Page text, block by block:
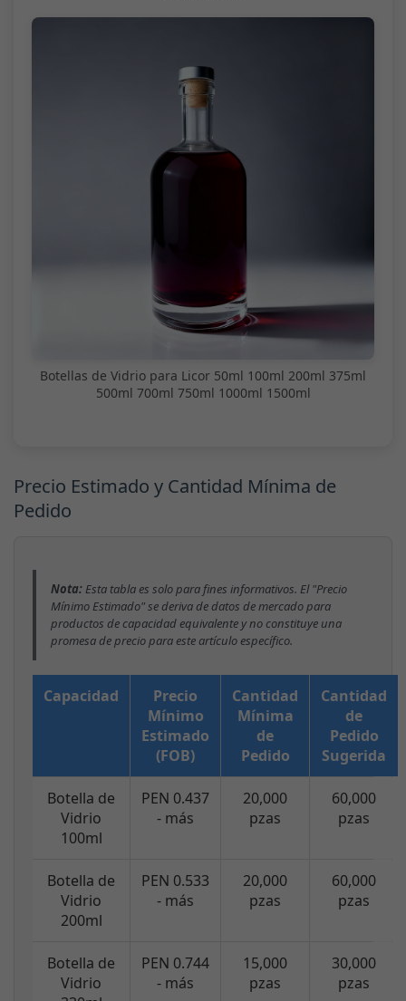
Botellas de Vidrio para Licor 50ml 100ml 200ml 375ml
500ml 700ml 750ml 1000ml 1500ml
Precio Estimado y Cantidad Mínima de
Pedido
Nota:Esta tabla es solo para fines informativos. El "Precio
Mínimo Estimado" se deriva de datos de mercado para
productos de capacidad equivalente y no constituye una
promesa de precio para este artículo específico.
Capacidad
Precio
Mínimo
Estimado
(FOB)
Cantidad
Mínima
de
Pedido
Cantidad
de
Pedido
Sugerida
Botella de
Vidrio
100ml
PEN 0.437
- más
20,000
pzas
60,000
pzas
Botella de
Vidrio
200ml
PEN 0.533
- más
20,000
pzas
60,000
pzas
Botella de
Vidrio
PEN 0.744
- más
15,000
pzas
30,000
pzas